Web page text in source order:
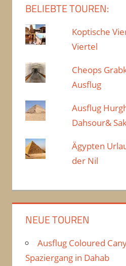
BELIEBTE TOUREN:
Koptische
Viertel
Cheops
Ausflug
Ausflug
Dahsour&
Ägypten
der Nil
NEUE TOUREN
Ausflug Coloured
Spaziergang in Dahab